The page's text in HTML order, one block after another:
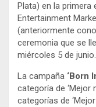
Plata) en la primera
Entertainment
(anteriormente
ceremonia que se
miércoles 5 de junio.
La campaña ‘Born
categoría de ‘Mejor
categorías de